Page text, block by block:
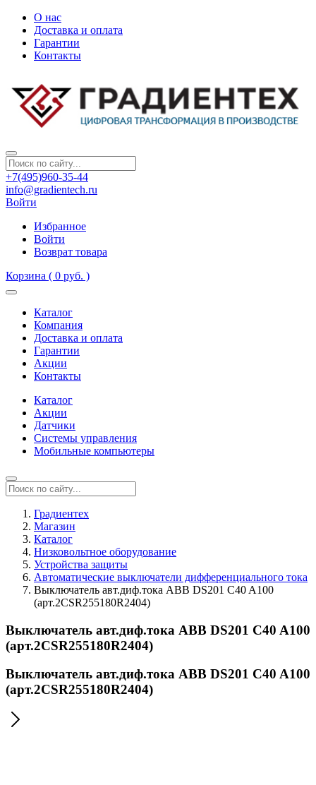
О нас
Доставка и оплата
Гарантии
Контакты
+7(495)960-35-44
info@gradientech.ru
Войти
Избранное
Войти
Возврат товара
Корзина ( 0 руб. )
Каталог
Компания
Доставка и оплата
Гарантии
Акции
Контакты
Каталог
Акции
Датчики
Системы управления
Мобильные компьютеры
Градиентех
Магазин
Каталог
Низковольтное оборудование
Устройства защиты
Автоматические выключатели дифференциального тока
Выключатель авт.диф.тока ABB DS201 C40 A100
(арт.2CSR255180R2404)
Выключатель авт.диф.тока ABB DS201 C40 A100
(арт.2CSR255180R2404)
Выключатель авт.диф.тока ABB DS201 C40 A100
(арт.2CSR255180R2404)